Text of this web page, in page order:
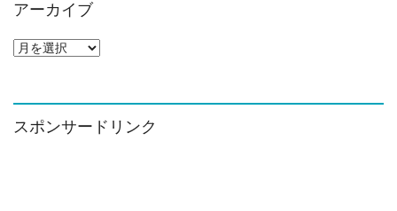
アーカイブ
ア
イ
ブ
スポンサードリンク